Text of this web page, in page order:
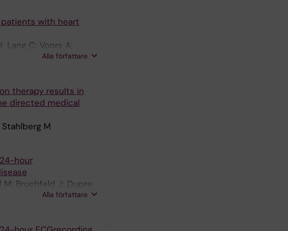
with heart
Lang C; Voors A;
Alla författare
therapy results in
directed medical
M
hour
M; Bruchfeld J; Dupre
J
Alla författare